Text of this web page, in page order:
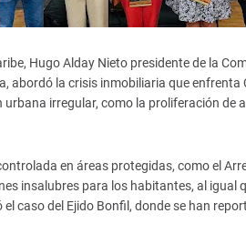
Hugo Alday Nieto presidente de la
abordó la crisis inmobiliaria que
irregular, como la proliferación de
en áreas protegidas, como el
insalubres para los habitantes, al igual
caso del Ejido Bonfil, donde se han